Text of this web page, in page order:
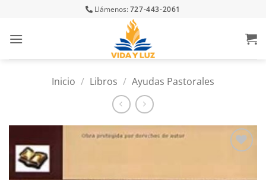
content
Llámenos:727-443-2061
Inicio / Libros / Ayudas Pastorales